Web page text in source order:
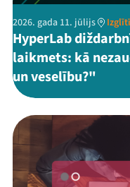
2026. gada 11. jūlijs
HyperLab
laikmets: kā
un veselību?"